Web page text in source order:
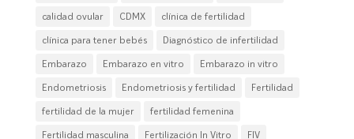
calidad ovular
CDMX
clínica de fertilidad
clínica para tener bebés
Diagnóstico de infertilidad
Embarazo
Embarazo en vitro
Embarazo in vitro
Endometriosis
Endometriosis y fertilidad
Fertilidad
fertilidad de la mujer
fertilidad femenina
Fertilidad masculina
Fertilización In Vitro
FIV